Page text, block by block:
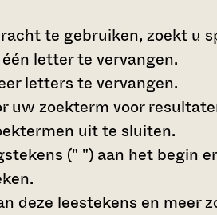
te gebruiken, zoekt u
letter te vervangen.
letters te vervangen.
uw zoekterm voor
uit te sluiten.
(" ") aan het begin
deze leestekens en meer